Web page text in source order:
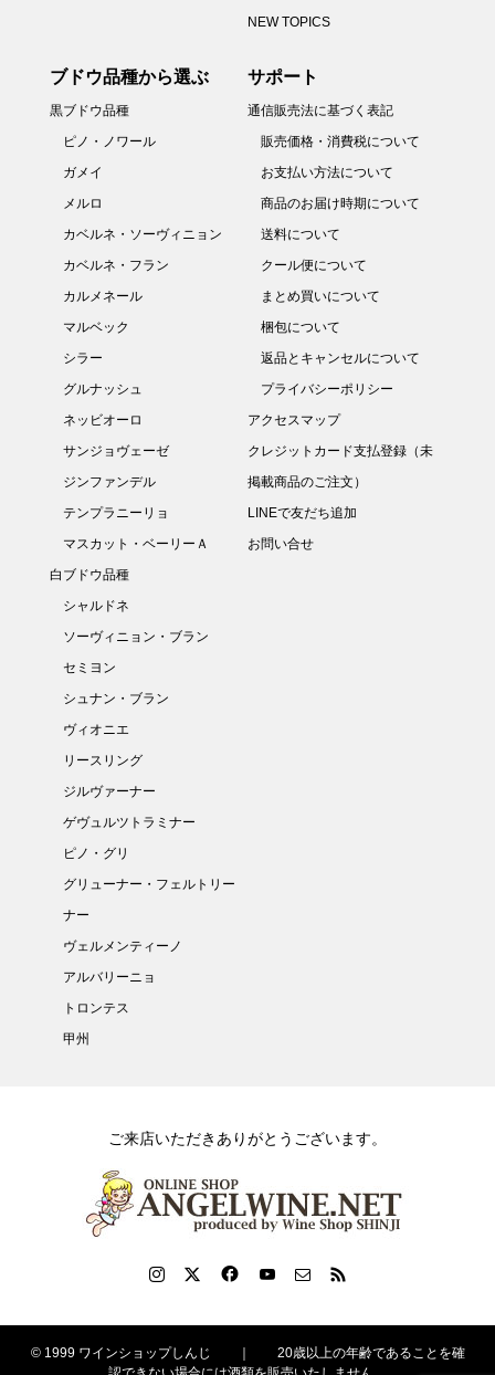
NEW TOPICS
ブドウ品種から選ぶ
黒ブドウ品種
ピノ・ノワール
ガメイ
メルロ
カベルネ・ソーヴィニョン
カベルネ・フラン
カルメネール
マルベック
シラー
グルナッシュ
ネッビオーロ
サンジョヴェーゼ
ジンファンデル
テンプラニーリョ
マスカット・ベーリーＡ
白ブドウ品種
シャルドネ
ソーヴィニョン・ブラン
セミヨン
シュナン・ブラン
ヴィオニエ
リースリング
ジルヴァーナー
ゲヴュルツトラミナー
ピノ・グリ
グリューナー・フェルトリー
ナー
ヴェルメンティーノ
アルバリーニョ
トロンテス
甲州
サポート
通信販売法に基づく表記
販売価格・消費税について
お支払い方法について
商品のお届け時期について
送料について
クール便について
まとめ買いについて
梱包について
返品とキャンセルについて
プライバシーポリシー
アクセスマップ
クレジットカード支払登録（未
掲載商品のご注文）
LINEで友だち追加
お問い合せ
ご来店いただきありがとうございます。
© 1999 ワインショップしんじ ｜ 20歳以上の年齢であることを確